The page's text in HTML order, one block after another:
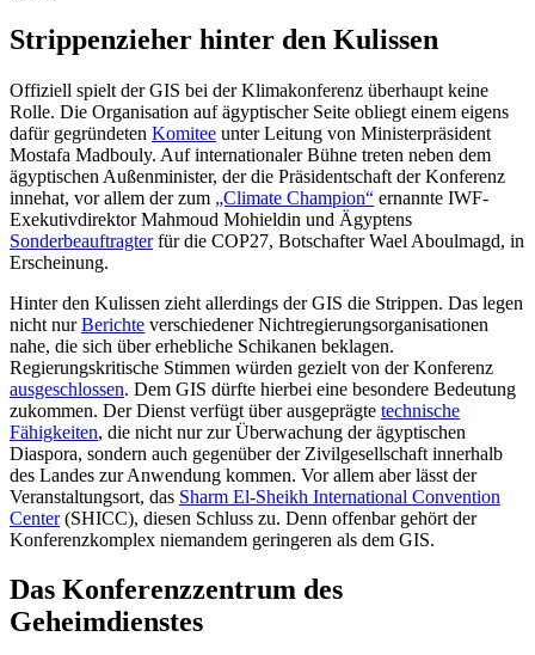
Strippenzieher hinter den Kulissen
Offiziell spielt der GIS bei der Klimakonferenz überhaupt keine
Rolle. Die Organisation auf ägyptischer Seite obliegt einem eigens
dafür gegründeten Komitee unter Leitung von Ministerpräsident
Mostafa Madbouly. Auf internationaler Bühne treten neben dem
ägyptischen Außenminister, der die Präsidentschaft der Konferenz
innehat, vor allem der zum „Climate Champion“ ernannte IWF-
Exekutivdirektor Mahmoud Mohieldin und Ägyptens
Sonderbeauftragterfür die COP27, Botschafter Wael Aboulmagd, in
Erscheinung.
Hinter den Kulissen zieht allerdings der GIS die Strippen. Das legen
nicht nurBerichte verschiedener Nichtregierungsorganisationen
nahe, die sich über erhebliche Schikanen beklagen.
Regierungskritische Stimmen würden gezielt von der Konferenz
ausgeschlossen. Dem GIS dürfte hierbei eine besondere Bedeutung
zukommen. Der Dienst verfügt über ausgeprägte technische
Fähigkeiten, die nicht nur zur Überwachung der ägyptischen
Diaspora, sondern auch gegenüber der Zivilgesellschaft innerhalb
des Landes zur Anwendung kommen. Vor allem aber lässt der
Veranstaltungsort, das Sharm El-Sheikh International Convention
Center(SHICC), diesen Schluss zu. Denn offenbar gehört der
Konferenzkomplex niemandem geringeren als dem GIS.
Das Konferenzzentrum des
Geheimdienstes